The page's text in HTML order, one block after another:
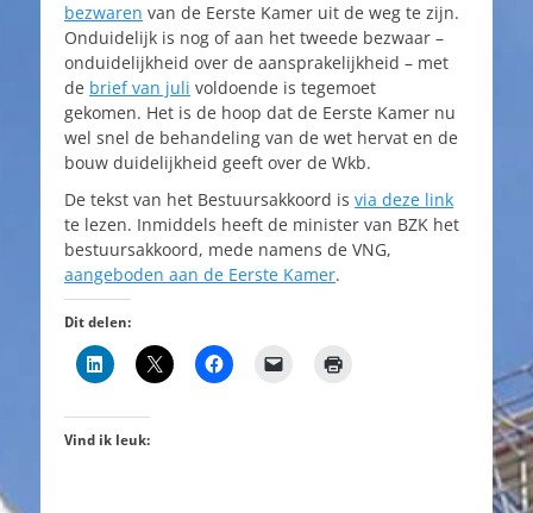
bezwaren van de Eerste Kamer uit de weg te zijn.
Onduidelijk is nog of aan het tweede bezwaar –
onduidelijkheid over de aansprakelijkheid – met
de brief van juli voldoende is tegemoet
gekomen. Het is de hoop dat de Eerste Kamer nu
wel snel de behandeling van de wet hervat en de
bouw duidelijkheid geeft over de Wkb.
De tekst van het Bestuursakkoord is via deze link
te lezen. Inmiddels heeft de minister van BZK het
bestuursakkoord, mede namens de VNG,
aangeboden aan de Eerste Kamer.
Dit delen:
Vind ik leuk: